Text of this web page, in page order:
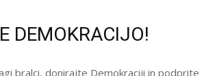
DEMOKRACIJO!
bralci, donirajte Demokraciji in podprite